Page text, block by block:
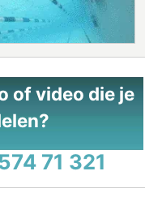
of video die je
71 321